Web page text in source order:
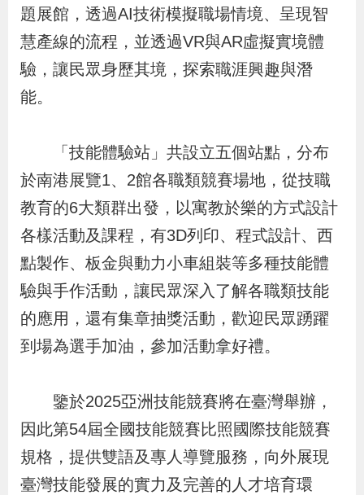
宣
導
專
關
連
結
網
站
導
民
意
信
文
字
客
統
計
資
E
n
g
s
h
回
首
頁
R
S
S
題展館，透過AI技術模擬職場情境、呈現智
慧產線的流程，並透過VR與AR虛擬實境體
驗，讓民眾身歷其境，探索職涯興趣與潛
能。
「技能體驗站」共設立五個站點，分布
於南港展覽1、2館各職類競賽場地，從技職
教育的6大類群出發，以寓教於樂的方式設計
各樣活動及課程，有3D列印、程式設計、西
點製作、板金與動力小車組裝等多種技能體
驗與手作活動，讓民眾深入了解各職類技能
的應用，還有集章抽獎活動，歡迎民眾踴躍
到場為選手加油，參加活動拿好禮。
鑒於2025亞洲技能競賽將在臺灣舉辦，
因此第54屆全國技能競賽比照國際技能競賽
規格，提供雙語及專人導覽服務，向外展現
臺灣技能發展的實力及完善的人才培育環